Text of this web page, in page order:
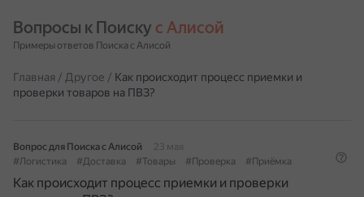
Вопросы к Поиску с Алисой
Примеры ответов Поиска с Алисой
Главная / Другое / Как происходит процесс приемки и
проверки товаров на ПВЗ?
Вопрос для Поиска с Алисой
23 мая
#Логистика
#Доставка #Товары #Проверка #Приёмка
Как происходит процесс приемки и проверки